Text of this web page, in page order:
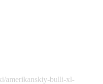
amerikanskiy-bulli-xl-